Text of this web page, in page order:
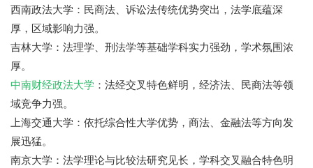
西南政法大学：民商法、诉讼法传统优势突出，法学底蕴深
厚，区域影响力强。
吉林大学：法理学、刑法学等基础学科实力强劲，学术氛围浓
厚。
中南财经政法大学 ：法经交叉特色鲜明，经济法、民商法等领
域竞争力强。
上海交通大学：依托综合性大学优势，商法、金融法等方向发
展迅猛。
南京大学：法学理论与比较法研究见长，学科交叉融合特色明